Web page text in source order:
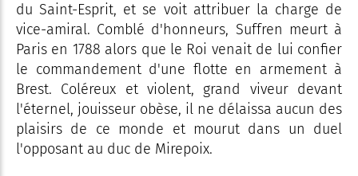
du Saint-Esprit, et se voit attribuer la charge de
vice-amiral. Comblé d'honneurs, Suffren meurt à
Paris en 1788 alors que le Roi venait de lui confier
le commandement d'une flotte en armement à
Brest. Coléreux et violent, grand viveur devant
l'éternel, jouisseur obèse, il ne délaissa aucun des
plaisirs de ce monde et mourut dans un duel
l'opposant au duc de Mirepoix.